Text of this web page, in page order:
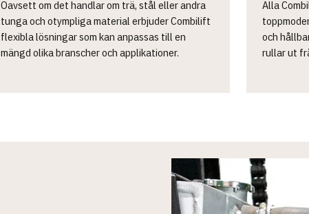
Oavsett om det handlar om trä, stål eller andra
tunga och otympliga material erbjuder Combilift
flexibla lösningar som kan anpassas till en
mängd olika branscher och applikationer.
Alla
och
rullar ut